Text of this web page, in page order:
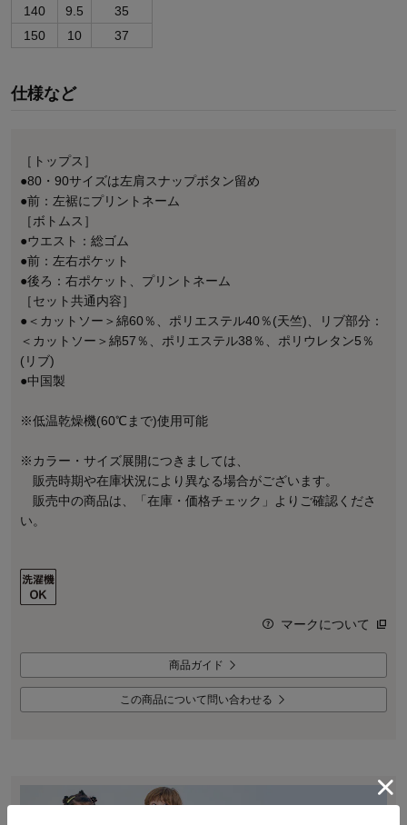
140
9.5
35
150
10 37
仕様など
［トップス］
●80・90サイズは左肩スナップボタン留め
●前：左裾にプリントネーム
［ボトムス］
●ウエスト：総ゴム
●前：左右ポケット
●後ろ：右ポケット、プリントネーム
［セット共通内容］
●＜カットソー＞綿60％、ポリエステル40％(天竺)、リブ部分：
＜カットソー＞綿57％、ポリエステル38％、ポリウレタン5％
(リブ)
●中国製
※低温乾燥機(60℃まで)使用可能
※カラー・サイズ展開につきましては、
販売時期や在庫状況により異なる場合がございます。
販売中の商品は、「在庫・価格チェック」よりご確認くださ
い。
マークについて
商品ガイド
この商品について問い合わせる